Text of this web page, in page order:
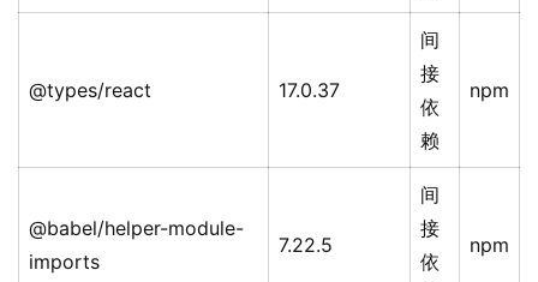
@types/react 17.0.37
间
接
依
赖
npm
@babel/helper-module-
imports
7.22.5
间
接
依
npm